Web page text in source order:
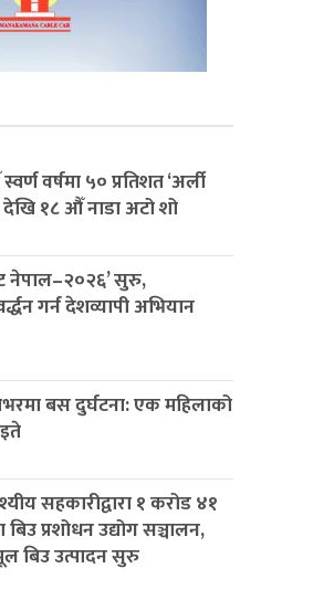
वर्षमा ५० प्रतिशत ‘अर्ली
देखि १८ औँ नाडा अटो शो
नेपाल–२०२६’ सुरु,
गर्न देशव्यापी अभियान
बस दुर्घटना: एक महिलाको
सहकारीद्वारा १ करोड ४१
प्रशोधन उद्योग सञ्चालन,
बिउ उत्पादन सुरु